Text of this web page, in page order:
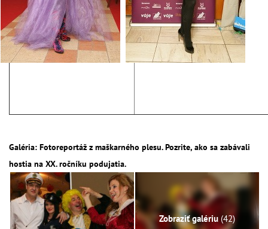
Galéria: Fotoreportáž z maškarného plesu. Pozrite, ako sa zabávali
hostia na XX. ročníku podujatia.
Zobraziť galériu (42)